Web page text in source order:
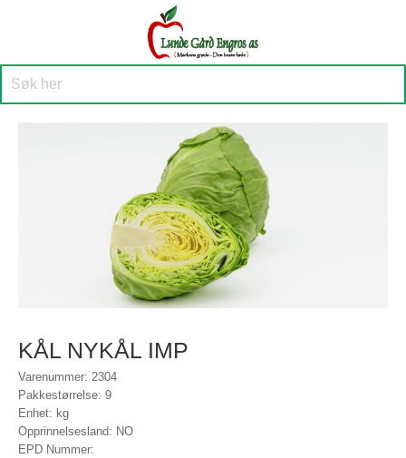
KÅL NYKÅL IMP
Varenummer: 2304
Pakkestørrelse: 9
Enhet: kg
Opprinnelsesland: NO
EPD Nummer: